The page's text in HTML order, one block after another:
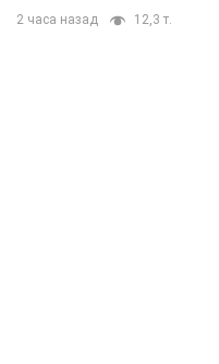
2 часа назад 12,3 т.